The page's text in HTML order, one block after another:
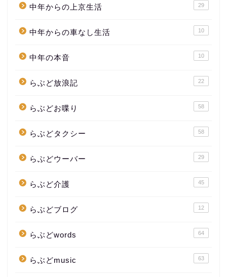
中年からの上京生活 29
中年からの車なし生活 10
中年の本音 10
らぶど放浪記 22
らぶどお喋り 58
らぶどタクシー 58
らぶどウーバー 29
らぶど介護 45
らぶどブログ 12
らぶどwords 64
らぶどmusic 63